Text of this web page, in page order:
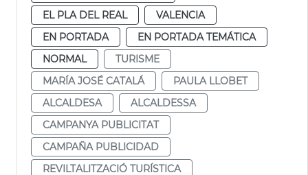
EL PLA DEL REAL
VALENCIA
EN PORTADA
EN PORTADA TEMÁTICA
NORMAL
TURISME
MARÍA JOSÉ CATALÁ
PAULA LLOBET
ALCALDESA
ALCALDESSA
CAMPANYA PUBLICITAT
CAMPAÑA PUBLICIDAD
REVILTALITZACIÓ TURÍSTICA